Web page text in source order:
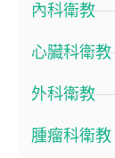
內科衛教
心臟科衛教
外科衛教
腫瘤科衛教